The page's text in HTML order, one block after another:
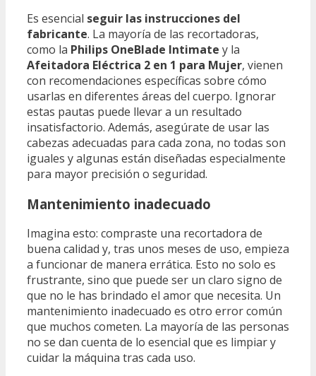
Es esencial seguir las instrucciones del
fabricante. La mayoría de las recortadoras,
como la Philips OneBlade Intimate y la
Afeitadora Eléctrica 2 en 1 para Mujer, vienen
con recomendaciones específicas sobre cómo
usarlas en diferentes áreas del cuerpo. Ignorar
estas pautas puede llevar a un resultado
insatisfactorio. Además, asegúrate de usar las
cabezas adecuadas para cada zona, no todas son
iguales y algunas están diseñadas especialmente
para mayor precisión o seguridad.
Mantenimiento inadecuado
Imagina esto: compraste una recortadora de
buena calidad y, tras unos meses de uso, empieza
a funcionar de manera errática. Esto no solo es
frustrante, sino que puede ser un claro signo de
que no le has brindado el amor que necesita. Un
mantenimiento inadecuado es otro error común
que muchos cometen. La mayoría de las personas
no se dan cuenta de lo esencial que es limpiar y
cuidar la máquina tras cada uso.